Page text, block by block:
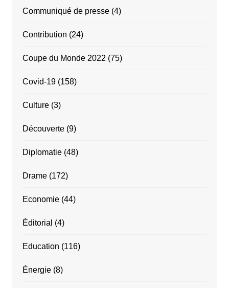
Communiqué de presse(4)
Contribution (24)
Coupe du Monde 2022 (75)
Covid-19(158)
Culture(3)
Découverte(9)
Diplomatie(48)
Drame(172)
Economie(44)
Éditorial (4)
Education (116)
Énergie(8)